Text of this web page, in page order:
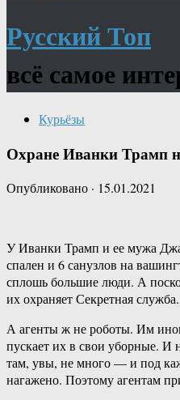
Русский Топ
всё самое
Курьёзы
Охране Иванки Трамп
Опубликовано · 15.01.2021
У Иванки Трамп и ее мужа
спален и 6 санузлов на
сплошь большие люди. А
их охраняет Секретная
А агенты ж не роботы. Им
пускает их в свои уборные. И
там, увы, не много — и под
нагажено. Поэтому агентам